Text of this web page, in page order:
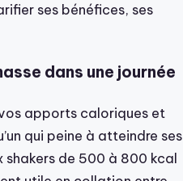
ses bénéfices, ses
dans une journée
apports caloriques et
qui peine à atteindre ses
de 500 à 800 kcal